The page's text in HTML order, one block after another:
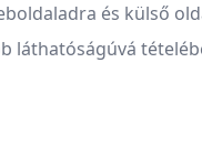
és külső
láthatóságúvá